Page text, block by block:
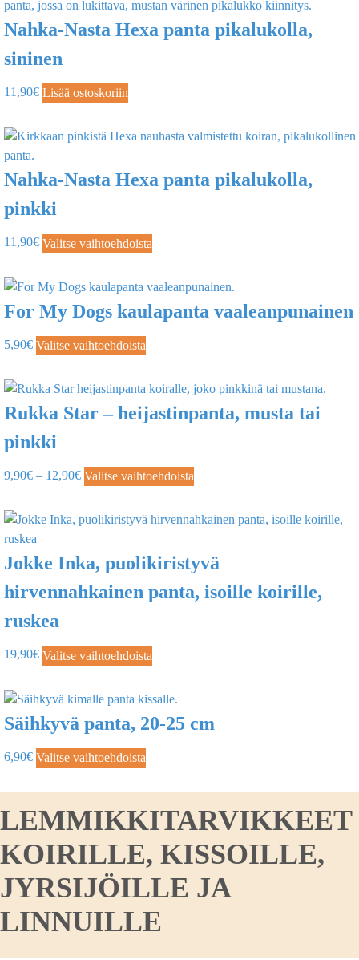
Nahka-Nasta Hexa panta pikalukolla,
sininen
11,90€ Lisää ostoskoriin
Nahka-Nasta Hexa panta pikalukolla,
pinkki
11,90€ Valitse vaihtoehdoista
For My Dogs kaulapanta vaaleanpunainen
5,90€ Valitse vaihtoehdoista
Rukka Star – heijastinpanta, musta tai
pinkki
9,90€ – 12,90€ Valitse vaihtoehdoista
Jokke Inka, puolikiristyvä
hirvennahkainen panta, isoille koirille,
ruskea
19,90€ Valitse vaihtoehdoista
Säihkyvä panta, 20-25 cm
6,90€ Valitse vaihtoehdoista
LEMMIKKITARVIKKEET
KOIRILLE, KISSOILLE,
JYRSIJÖILLE JA
LINNUILLE